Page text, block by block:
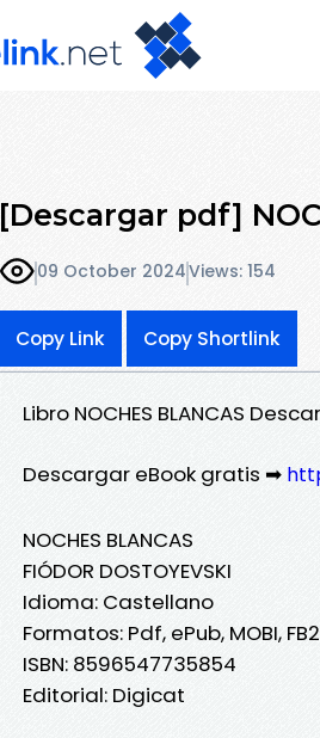
[Descargar pdf]
09 October 2024Views: 154
Copy Link Copy Shortlink
Libro NOCHES BLANCAS
Descargar eBook gratis ➡
NOCHES BLANCAS
FIÓDOR DOSTOYEVSKI
Idioma: Castellano
Formatos: Pdf, ePub, MOBI, FB2
ISBN: 8596547735854
Editorial: Digicat